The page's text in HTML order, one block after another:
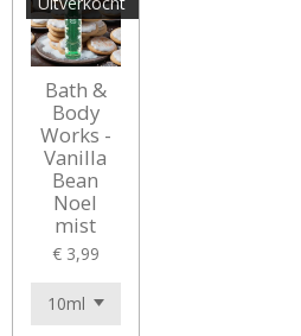
Bath &
Body
Works -
Vanilla
Bean
Noel
mist
€ 3,99